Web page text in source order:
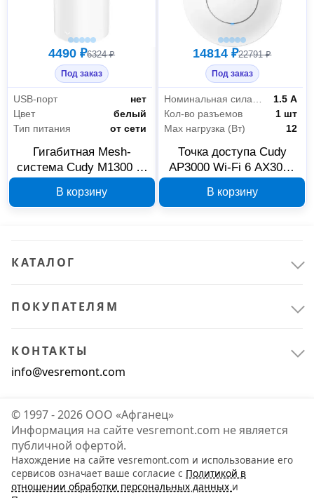
4490 ₽6324 ₽
Под заказ
USB-порт
нет
Цвет
белый
Тип питания
от сети
Гигабитная Mesh-
система Cudy M1300 1-
10000149056
В корзину
14814 ₽22791 ₽
Под заказ
1.5 А
Кол-во разъемов
1 шт
Max нагрузка (Вт)
12
Точка доступа Cudy
AP3000 Wi-Fi 6 AX3000
В корзину
КАТАЛОГ
ПОКУПАТЕЛЯМ
КОНТАКТЫ
info@vesremont.com
© 1997 - 2026 ООО «Афганец»
Информация на сайте vesremont.com не является
публичной офертой.
Нахождение на сайте vesremont.com и использование его
сервисов означает ваше согласие с Политикой в
отношении обработки персональных данных и